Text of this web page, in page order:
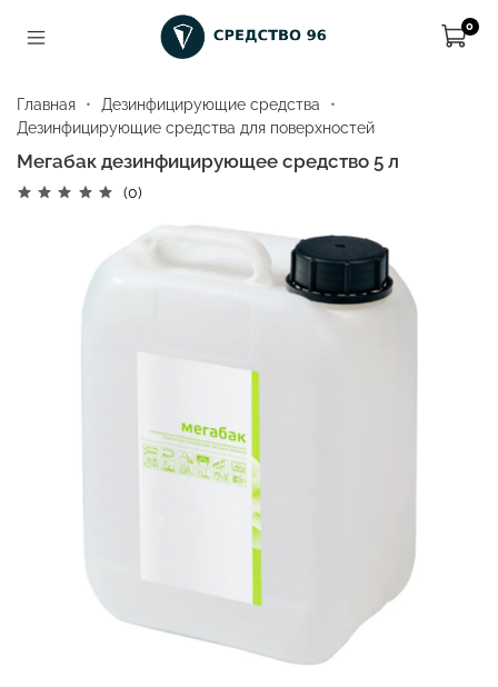
0
Главная
Дезинфицирующие средства
Дезинфицирующие средства для поверхностей
Мегабак дезинфицирующее средство 5 л
(0)